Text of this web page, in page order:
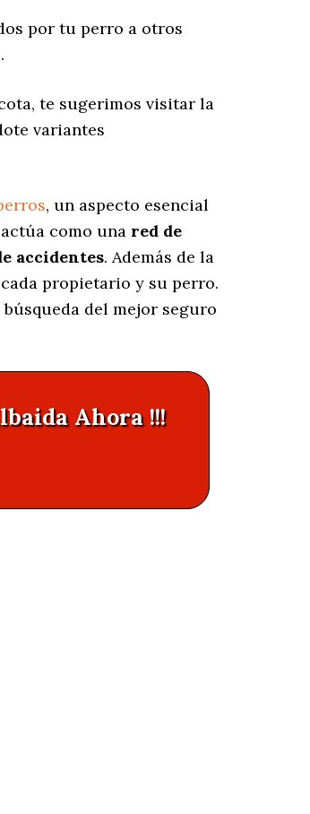
por tu perro a otros
te sugerimos visitar la
variantes
, un aspecto esencial
como una red de
accidentes. Además de la
propietario y su perro.
del mejor seguro
Ahora !!!